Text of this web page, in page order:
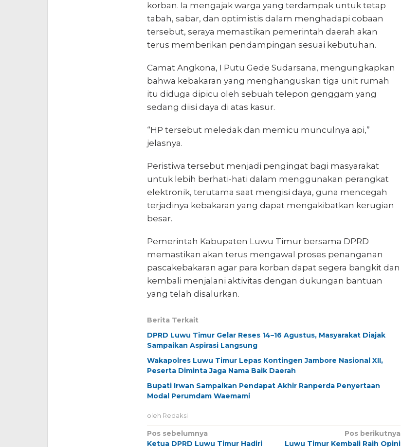
korban. Ia mengajak warga yang terdampak untuk tetap
tabah, sabar, dan optimistis dalam menghadapi cobaan
tersebut, seraya memastikan pemerintah daerah akan
terus memberikan pendampingan sesuai kebutuhan.
Camat Angkona, I Putu Gede Sudarsana, mengungkapkan
bahwa kebakaran yang menghanguskan tiga unit rumah
itu diduga dipicu oleh sebuah telepon genggam yang
sedang diisi daya di atas kasur.
“HP tersebut meledak dan memicu munculnya api,”
jelasnya.
Peristiwa tersebut menjadi pengingat bagi masyarakat
untuk lebih berhati-hati dalam menggunakan perangkat
elektronik, terutama saat mengisi daya, guna mencegah
terjadinya kebakaran yang dapat mengakibatkan kerugian
besar.
Pemerintah Kabupaten Luwu Timur bersama DPRD
memastikan akan terus mengawal proses penanganan
pascakebakaran agar para korban dapat segera bangkit dan
kembali menjalani aktivitas dengan dukungan bantuan
yang telah disalurkan.
Berita Terkait
DPRD Luwu Timur Gelar Reses 14–16 Agustus, Masyarakat Diajak
Sampaikan Aspirasi Langsung
Wakapolres Luwu Timur Lepas Kontingen Jambore Nasional XII,
Peserta Diminta Jaga Nama Baik Daerah
Bupati Irwan Sampaikan Pendapat Akhir Ranperda Penyertaan
Modal Perumdam Waemami
oleh Redaksi
Navigasi
Pos sebelumnya
Ketua DPRD Luwu Timur Hadiri
Pos berikutnya
Luwu Timur Kembali Raih Opini